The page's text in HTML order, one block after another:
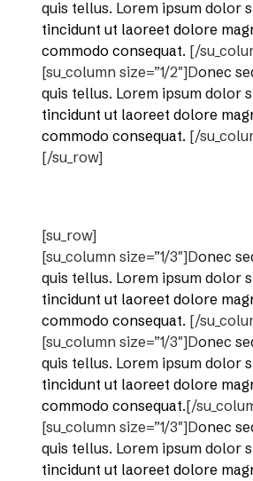
quis tellus. Lorem ipsum dolor
tincidunt ut laoreet dolore
commodo consequat. [/
[su_column size=”1/2″]Donec
quis tellus. Lorem ipsum dolor
tincidunt ut laoreet dolore
commodo consequat. [/
[/su_row]
[su_row]
[su_column size=”1/3″]Donec
quis tellus. Lorem ipsum dolor
tincidunt ut laoreet dolore
commodo consequat. [/
[su_column size=”1/3″]Donec
quis tellus. Lorem ipsum dolor
tincidunt ut laoreet dolore
commodo consequat.[/
[su_column size=”1/3″]Donec
quis tellus. Lorem ipsum dolor
tincidunt ut laoreet dolore